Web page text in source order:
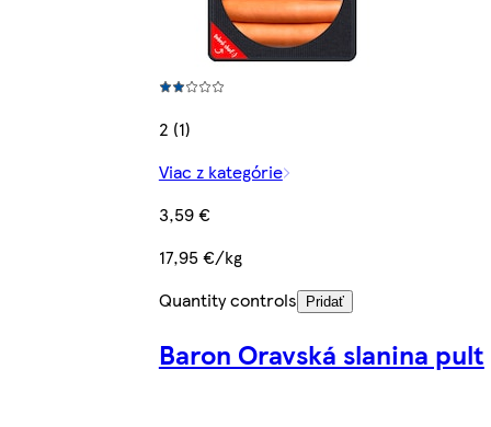
2 (1)
Viac z kategórie
3,59 €
17,95 €/kg
Quantity controls
Pridať
Baron Oravská slanina pult